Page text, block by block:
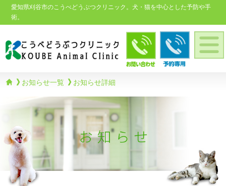
愛知県刈谷市のこうべどうぶつクリニック。犬・猫を中心とした予防や手
術。
お知らせ一覧 お知らせ詳細